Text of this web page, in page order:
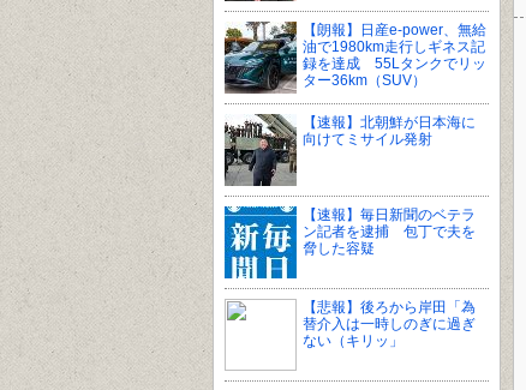
【朗報】日産e-power、無給
油で1980km走行しギネス記
録を達成 55Lタンクでリッ
ター36km（SUV）
【速報】北朝鮮が日本海に
向けてミサイル発射
【速報】毎日新聞のベテラ
ン記者を逮捕 包丁で夫を
脅した容疑
【悲報】後ろから岸田「為
替介入は一時しのぎに過ぎ
ない（キリッ」